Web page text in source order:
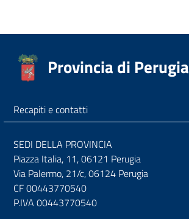
Provincia di Perugia
Recapiti e contatti
SEDI DELLA PROVINCIA
Piazza Italia, 11, 06121 Perugia
Via Palermo, 21/c, 06124 Perugia
CF 00443770540
P.IVA 00443770540